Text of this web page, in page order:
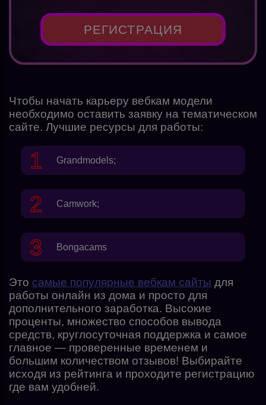
РЕГИСТРАЦИЯ
Чтобы начать карьеру вебкам модели
необходимо оставить заявку на тематическом
сайте. Лучшие ресурсы для работы:
Grandmodels;
Camwork;
Bongacams
Это самые популярные вебкам сайты для
работы онлайн из дома и просто для
дополнительного заработка. Высокие
проценты, множество способов вывода
средств, круглосуточная поддержка и самое
главное — проверенные временем и
большим количеством отзывов! Выбирайте
исходя из рейтинга и проходите регистрацию
где вам удобней.